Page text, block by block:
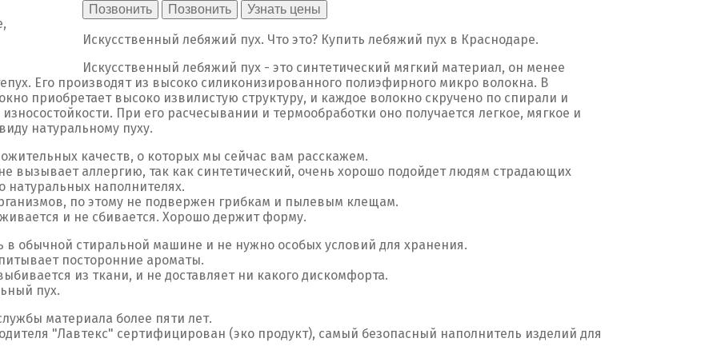
Позвонить Позвонить Узнать цены
Искусственный лебяжий пух. Что это? Купить лебяжий пух в Краснодаре.
Искусственный лебяжий пух - это синтетический мягкий материал, он менее
Его производят из высоко силиконизированного полиэфирного микро волокна. В
приобретает высоко извилистую структуру, и каждое волокно скручено по спирали и
При его расчесывании и термообработки оно получается легкое, мягкое и
натуральному пуху.
качеств, о которых мы сейчас вам расскажем.
вызывает аллергию, так как синтетический, очень хорошо подойдет людям страдающих
натуральных наполнителях.
по этому не подвержен грибкам и пылевым клещам.
и не сбивается. Хорошо держит форму.
в обычной стиральной машине и не нужно особых условий для хранения.
посторонние ароматы.
из ткани, и не доставляет ни какого дискомфорта.
пух.
материала более пяти лет.
"Лавтекс" сертифицирован (эко продукт), самый безопасный наполнитель изделий для